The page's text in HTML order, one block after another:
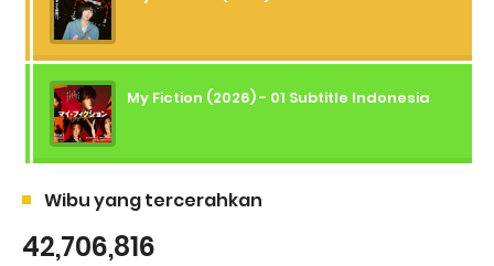
My Fiction (2026) - 01 Subtitle Indonesia
Wibu yang tercerahkan
42,706,816